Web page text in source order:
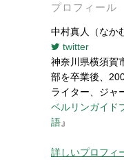
プロフィール
中村真人（なか
twitter
神奈川県横須賀
部を卒業後、
ライター、ジャ
ベルリンガイド
語』
詳しいプロフィ